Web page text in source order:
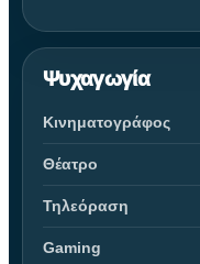
Ψυχαγωγία
Κινηματογράφος
Θέατρο
Τηλεόραση
Gaming